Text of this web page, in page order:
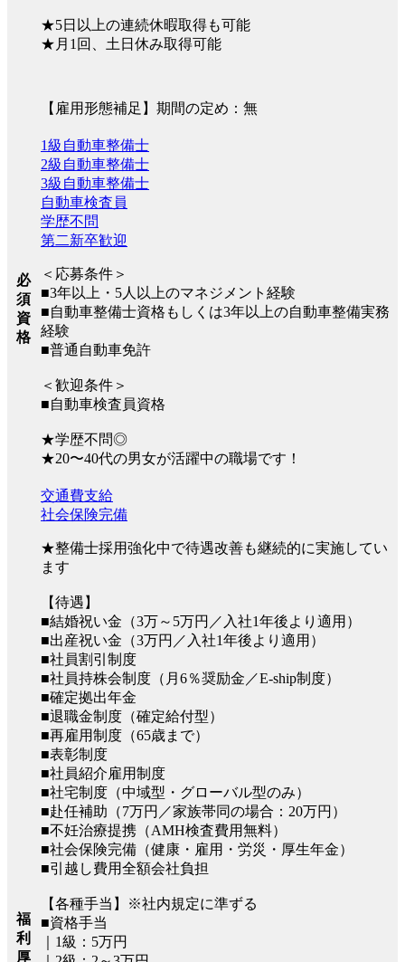
★5日以上の連続休暇取得も可能
★月1回、土日休み取得可能
【雇用形態補足】期間の定め：無
必
須
資
格
1級自動車整備士
2級自動車整備士
3級自動車整備士
自動車検査員
学歴不問
第二新卒歓迎
＜応募条件＞
■3年以上・5人以上のマネジメント経験
■自動車整備士資格もしくは3年以上の自動車整備実務
経験
■普通自動車免許
＜歓迎条件＞
■自動車検査員資格
★学歴不問◎
★20〜40代の男女が活躍中の職場です！
福
利
厚
交通費支給
社会保険完備
★整備士採用強化中で待遇改善も継続的に実施してい
ます
【待遇】
■結婚祝い金（3万～5万円／入社1年後より適用）
■出産祝い金（3万円／入社1年後より適用）
■社員割引制度
■社員持株会制度（月6％奨励金／E-ship制度）
■確定拠出年金
■退職金制度（確定給付型）
■再雇用制度（65歳まで）
■表彰制度
■社員紹介雇用制度
■社宅制度（中域型・グローバル型のみ）
■赴任補助（7万円／家族帯同の場合：20万円）
■不妊治療提携（AMH検査費用無料）
■社会保険完備（健康・雇用・労災・厚生年金）
■引越し費用全額会社負担
【各種手当】※社内規定に準ずる
■資格手当
｜1級：5万円